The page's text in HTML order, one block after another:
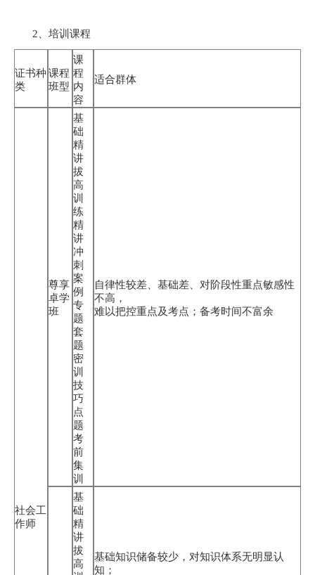
2、培训课程
证书种
类
课程
班型
课
程
内
容
适合群体
社会工
作师
尊享
卓学
班
基
础
精
讲
拔
高
训
练
精
讲
冲
刺
案
例
专
题
套
题
密
训
技
巧
点
题
考
前
集
训
自律性较差、基础差、对阶段性重点敏感性
不高，
难以把控重点及考点；备考时间不富余
基
础
精
讲
拔
高
基础知识储备较少，对知识体系无明显认
知；